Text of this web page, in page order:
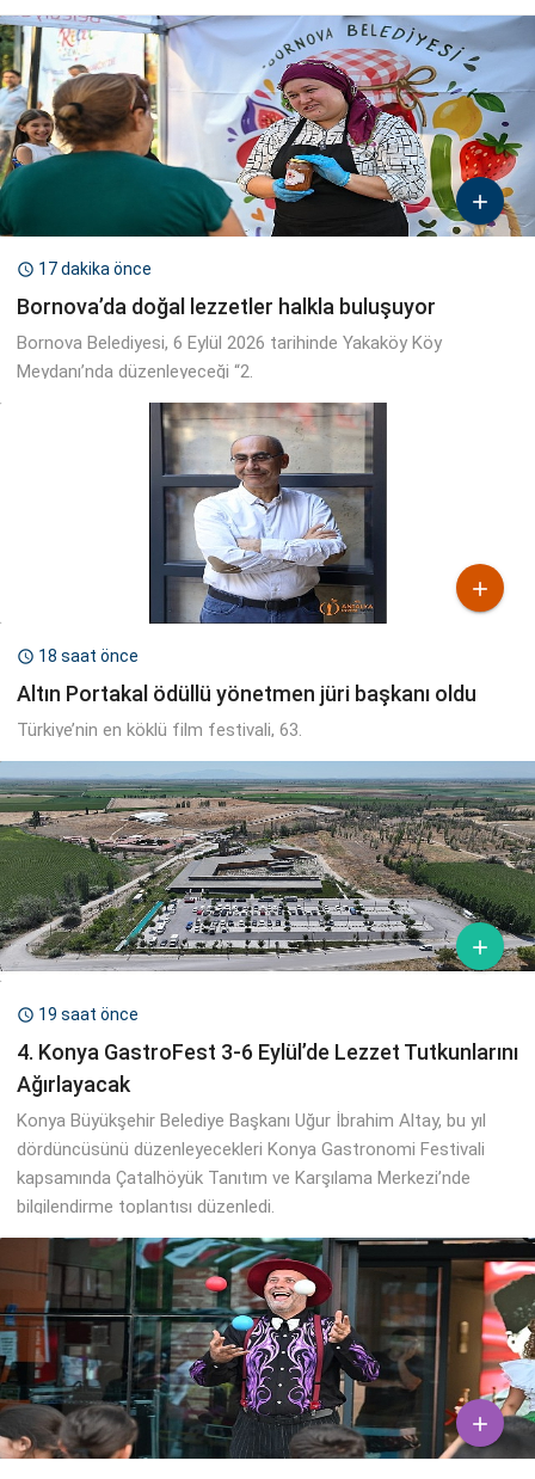

 17 dakika önce
Bornova’da doğal lezzetler halkla buluşuyor
Bornova Belediyesi, 6 Eylül 2026 tarihinde Yakaköy Köy
Meydanı’nda düzenleyeceği “2.

 18 saat önce
Altın Portakal ödüllü yönetmen jüri başkanı oldu
Türkiye’nin en köklü film festivali, 63.

 19 saat önce
4. Konya GastroFest 3-6 Eylül’de Lezzet Tutkunlarını
Ağırlayacak
Konya Büyükşehir Belediye Başkanı Uğur İbrahim Altay, bu yıl
dördüncüsünü düzenleyecekleri Konya Gastronomi Festivali
kapsamında Çatalhöyük Tanıtım ve Karşılama Merkezi’nde
bilgilendirme toplantısı düzenledi.
